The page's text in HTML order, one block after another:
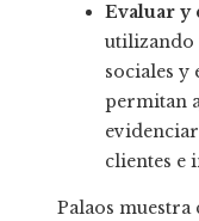
Evaluar y
utilizando
sociales y
permitan
clientes e
Palaos muestra